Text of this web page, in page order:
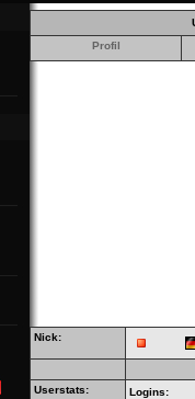
Profil
Nick:
Userstats: Logins: